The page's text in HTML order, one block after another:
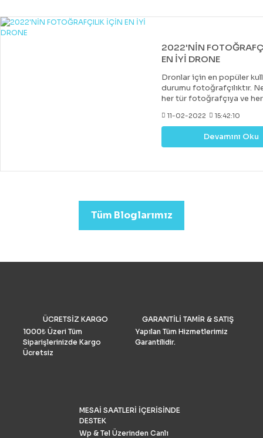
2022'NİN
EN İYİ DRONE
Dronlar için en popüler
durumu fotoğrafçılıktır.
her tür fotoğrafçıya ve
drone, DJI tarafından
diğer markalar tarafından
değerli rakipler de vardır.
drone almak mümkündür.
emlak)sektörleri için
Drone Fiyatları oldukça
grubu Drone Industry
tarafından FAA drone
numaralarının analizine
Devamını Oku
11-02-2022 15:42:10
Tüm Bloglarımız
ÜCRETSİZ KARGO
1000₺ Üzeri Tüm
Siparişlerinizde Kargo
Ücretsiz
GARANTİLİ TAMİR & SATIŞ
Yapılan Tüm Hizmetlerimiz
Garantilidir.
MESAİ SAATLERİ İÇERİSİNDE
DESTEK
Wp & Tel Üzerinden Canlı